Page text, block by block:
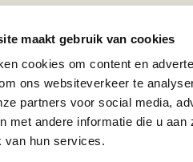
maakt gebruik van cookies
cookies om content en
ons websiteverkeer te
partners voor social media,
met andere informatie die u
van hun services.
Badmeubel
Afvoeren
Alle sanitair